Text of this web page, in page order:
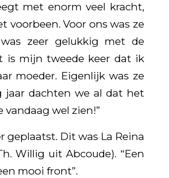
met enorm veel kracht,
voorbeen. Voor ons was ze
zeer gelukkig met de
is mijn tweede keer dat ik
moeder. Eigenlijk was ze
jaar dachten we al dat het
vandaag wel zien!”
geplaatst. Dit was La Reina
Willig uit Abcoude). “Een
mooi front”.